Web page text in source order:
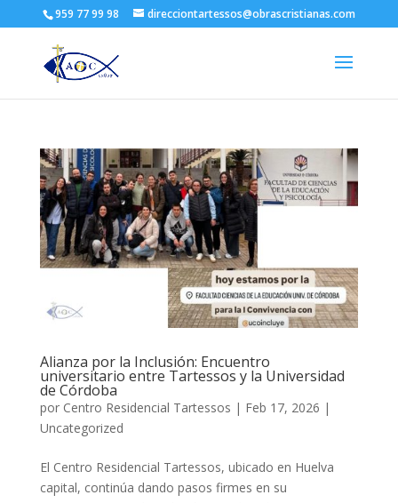
959 77 99 98 direcciontartessos@obrascristianas.com
Alianza por la Inclusión: Encuentro
universitario entre Tartessos y la Universidad
de Córdoba
por Centro Residencial Tartessos | Feb 17, 2026 |
Uncategorized
El Centro Residencial Tartessos, ubicado en Huelva
capital, continúa dando pasos firmes en su